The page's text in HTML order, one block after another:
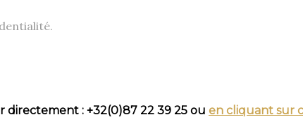
directement : +32(0)87 22 39 25 ou en cliquant sur